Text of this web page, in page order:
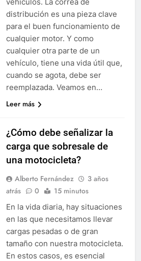
distribución es una pieza clave
para el buen funcionamiento de
cualquier motor. Y como
cualquier otra parte de un
vehículo, tiene una vida útil que,
cuando se agota, debe ser
reemplazada. Veamos en…
Leer más
¿Cómo debe señalizar la
carga que sobresale de
una motocicleta?
Alberto Fernández
3 años
atrás
0 15 minutos
En la vida diaria, hay situaciones
en las que necesitamos llevar
cargas pesadas o de gran
tamaño con nuestra motocicleta.
En estos casos, es esencial